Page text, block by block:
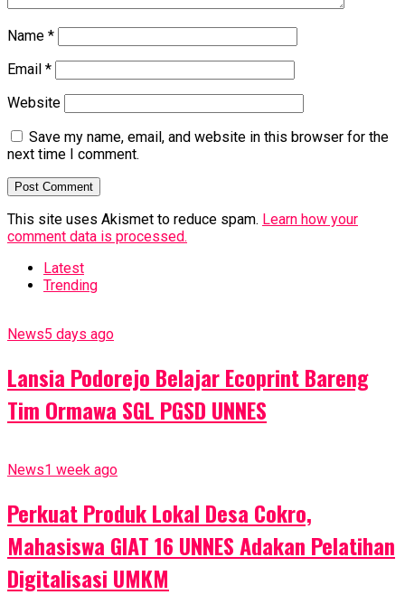
Name *
Email *
Website
Save my name, email, and website in this browser for the
next time I comment.
This site uses Akismet to reduce spam. Learn how your
comment data is processed.
Latest
Trending
News5 days ago
Lansia Podorejo Belajar Ecoprint Bareng
Tim Ormawa SGL PGSD UNNES
News1 week ago
Perkuat Produk Lokal Desa Cokro,
Mahasiswa GIAT 16 UNNES Adakan Pelatihan
Digitalisasi UMKM